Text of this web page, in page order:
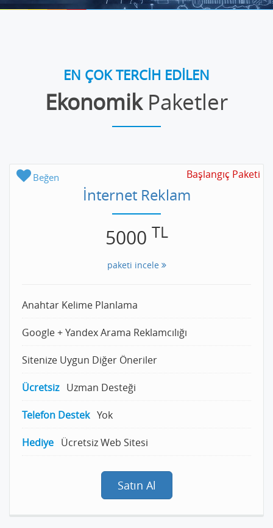
EN ÇOK TERCİH EDİLEN
EkonomikPaketler
Beğen Başlangıç Paketi
İnternet Reklam
5000 TL
paketi incele
Anahtar Kelime Planlama
Google + Yandex Arama Reklamcılığı
Sitenize Uygun Diğer Öneriler
Ücretsiz Uzman Desteği
Telefon Destek Yok
Hediye Ücretsiz Web Sitesi
Satın Al